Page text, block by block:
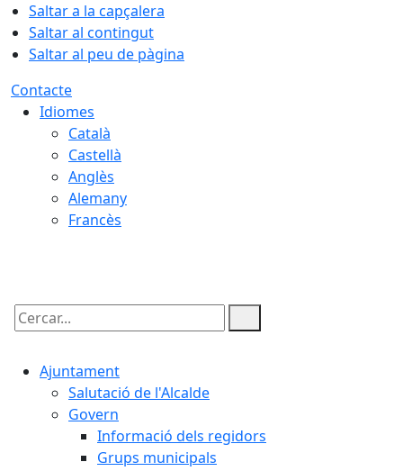
Saltar a la capçalera
Saltar al contingut
Saltar al peu de pàgina
Contacte
Idiomes
Català
Castellà
Anglès
Alemany
Francès
Cercar:
Ajuntament
Salutació de l'Alcalde
Govern
Informació dels regidors
Grups municipals